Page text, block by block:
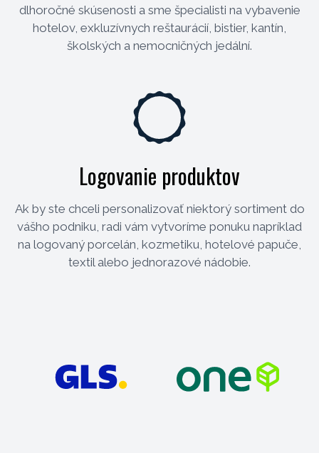
dlhoročné skúsenosti a sme špecialisti na vybavenie
hotelov, exkluzívnych reštaurácií, bistier, kantín,
školských a nemocničných jedální.
Logovanie produktov
Ak by ste chceli personalizovať niektorý sortiment do
vášho podniku, radi vám vytvoríme ponuku napríklad
na logovaný porcelán, kozmetiku, hotelové papuče,
textil alebo jednorazové nádobie.